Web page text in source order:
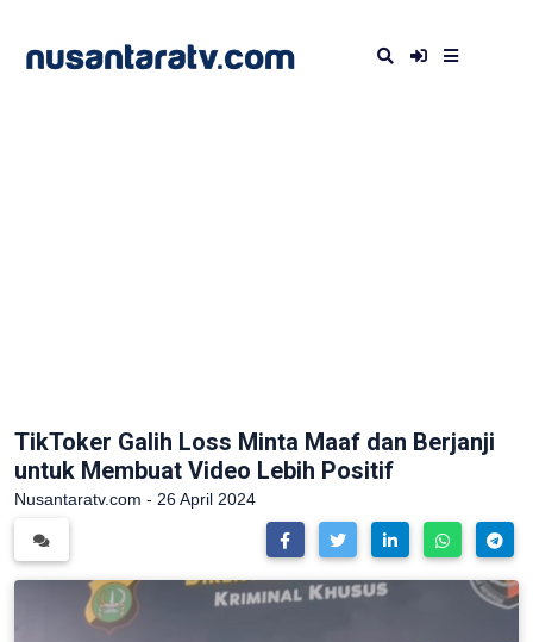
TikToker Galih Loss Minta Maaf dan Berjanji
untuk Membuat Video Lebih Positif
Nusantaratv.com - 26 April 2024